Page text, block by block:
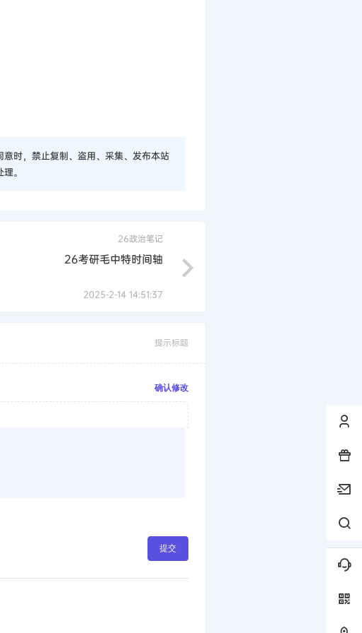
时，禁止复制、盗用、采集、发布本站
。
26政治笔记
26考研毛中特时间轴
2025-2-14 14:51:37
提示标题
确认修改
提交